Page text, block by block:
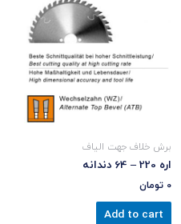
برش خلاف جهت الیاف
اره 220 – 64 دندانه
0 تومان
Add to cart